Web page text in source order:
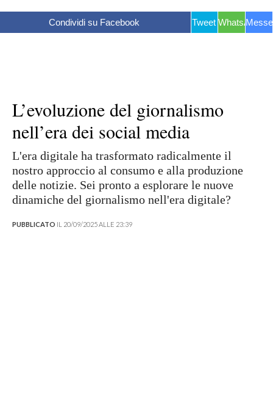
Condividi su Facebook Tweet WhatsApp
L’evoluzione del giornalismo
nell’era dei social media
L'era digitale ha trasformato radicalmente il
nostro approccio al consumo e alla produzione
delle notizie. Sei pronto a esplorare le nuove
dinamiche del giornalismo nell'era digitale?
PUBBLICATO IL 20/09/2025 ALLE 23:39